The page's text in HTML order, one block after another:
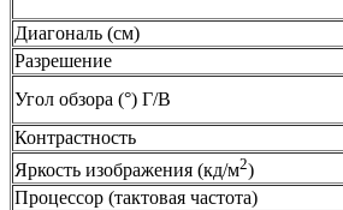
Диагональ (см)
Разрешение
Угол обзора (°) Г/В
Контрастность
Яркость изображения (кд/м2)
Процессор (тактовая частота)